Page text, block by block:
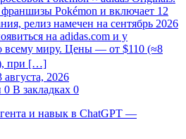
Pokémon и включает 12
релиз намечен на сентябрь 2026
на adidas.com и у
всему миру. Цены — от $110 (≈8
при […]
августа, 2026
0 В закладках 0